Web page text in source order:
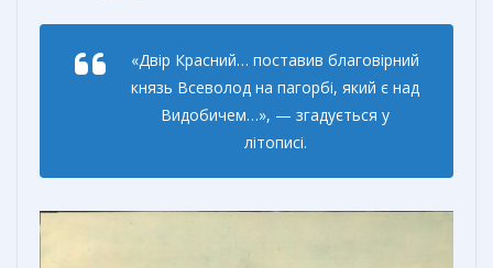
«Двір Красний… поставив благовірний
князь Всеволод на пагорбі, який є над
Видобичем…», — згадується у
літописі.